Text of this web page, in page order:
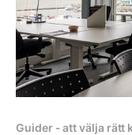
Guider - att välja rätt